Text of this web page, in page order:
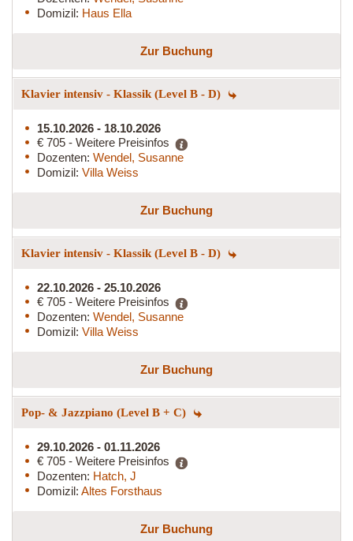
Domizil: Haus Ella
Zur Buchung
Klavier intensiv - Klassik (Level B - D)
15.10.2026 - 18.10.2026
€ 705 - Weitere Preisinfos
Dozenten: Wendel, Susanne
Domizil: Villa Weiss
Zur Buchung
Klavier intensiv - Klassik (Level B - D)
22.10.2026 - 25.10.2026
€ 705 - Weitere Preisinfos
Dozenten: Wendel, Susanne
Domizil: Villa Weiss
Zur Buchung
Pop- & Jazzpiano (Level B + C)
29.10.2026 - 01.11.2026
€ 705 - Weitere Preisinfos
Dozenten: Hatch, J
Domizil: Altes Forsthaus
Zur Buchung